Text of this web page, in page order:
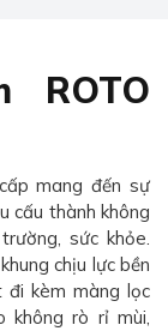
mang đến sự
cấu thành không
sức khỏe.
chịu lực bền
đi kèm màng lọc
không rò rỉ mùi,